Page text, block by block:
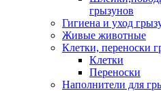
грызунов
Гигиена и уход
Живые животные
Клетки, переноски
Клетки
Переноски
Наполнители для